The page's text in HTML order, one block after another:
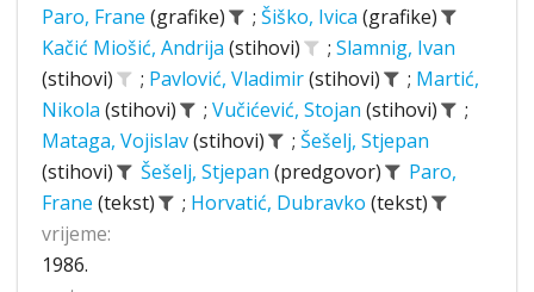
Paro, Frane (grafike) ; Šiško, Ivica (grafike)
Kačić Miošić, Andrija (stihovi) ; Slamnig, Ivan
(stihovi)
; Pavlović, Vladimir(stihovi) ; Martić,
Nikola (stihovi) ; Vučićević, Stojan (stihovi)
;
Mataga, Vojislav(stihovi) ; Šešelj, Stjepan
(stihovi)
Šešelj, Stjepan (predgovor)
Paro,
Frane (tekst) ; Horvatić, Dubravko (tekst)
vrijeme:
1986.